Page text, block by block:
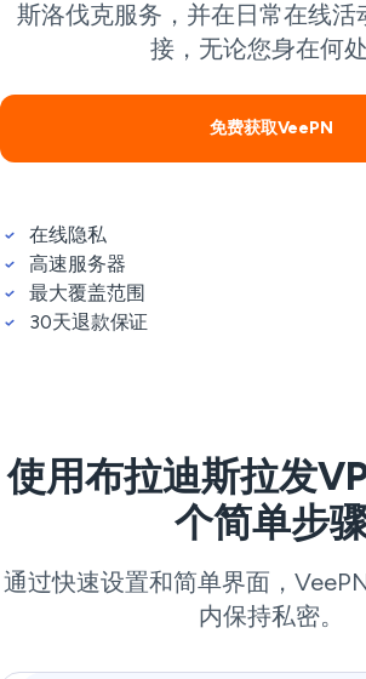
斯洛伐克服务，并在日常在线活
接，无论您身在何处
免费获取VeePN
在线隐私
高速服务器
最大覆盖范围
30天退款保证
使用布拉迪斯拉发
个简单步
通过快速设置和简单界面，
内保持私密。